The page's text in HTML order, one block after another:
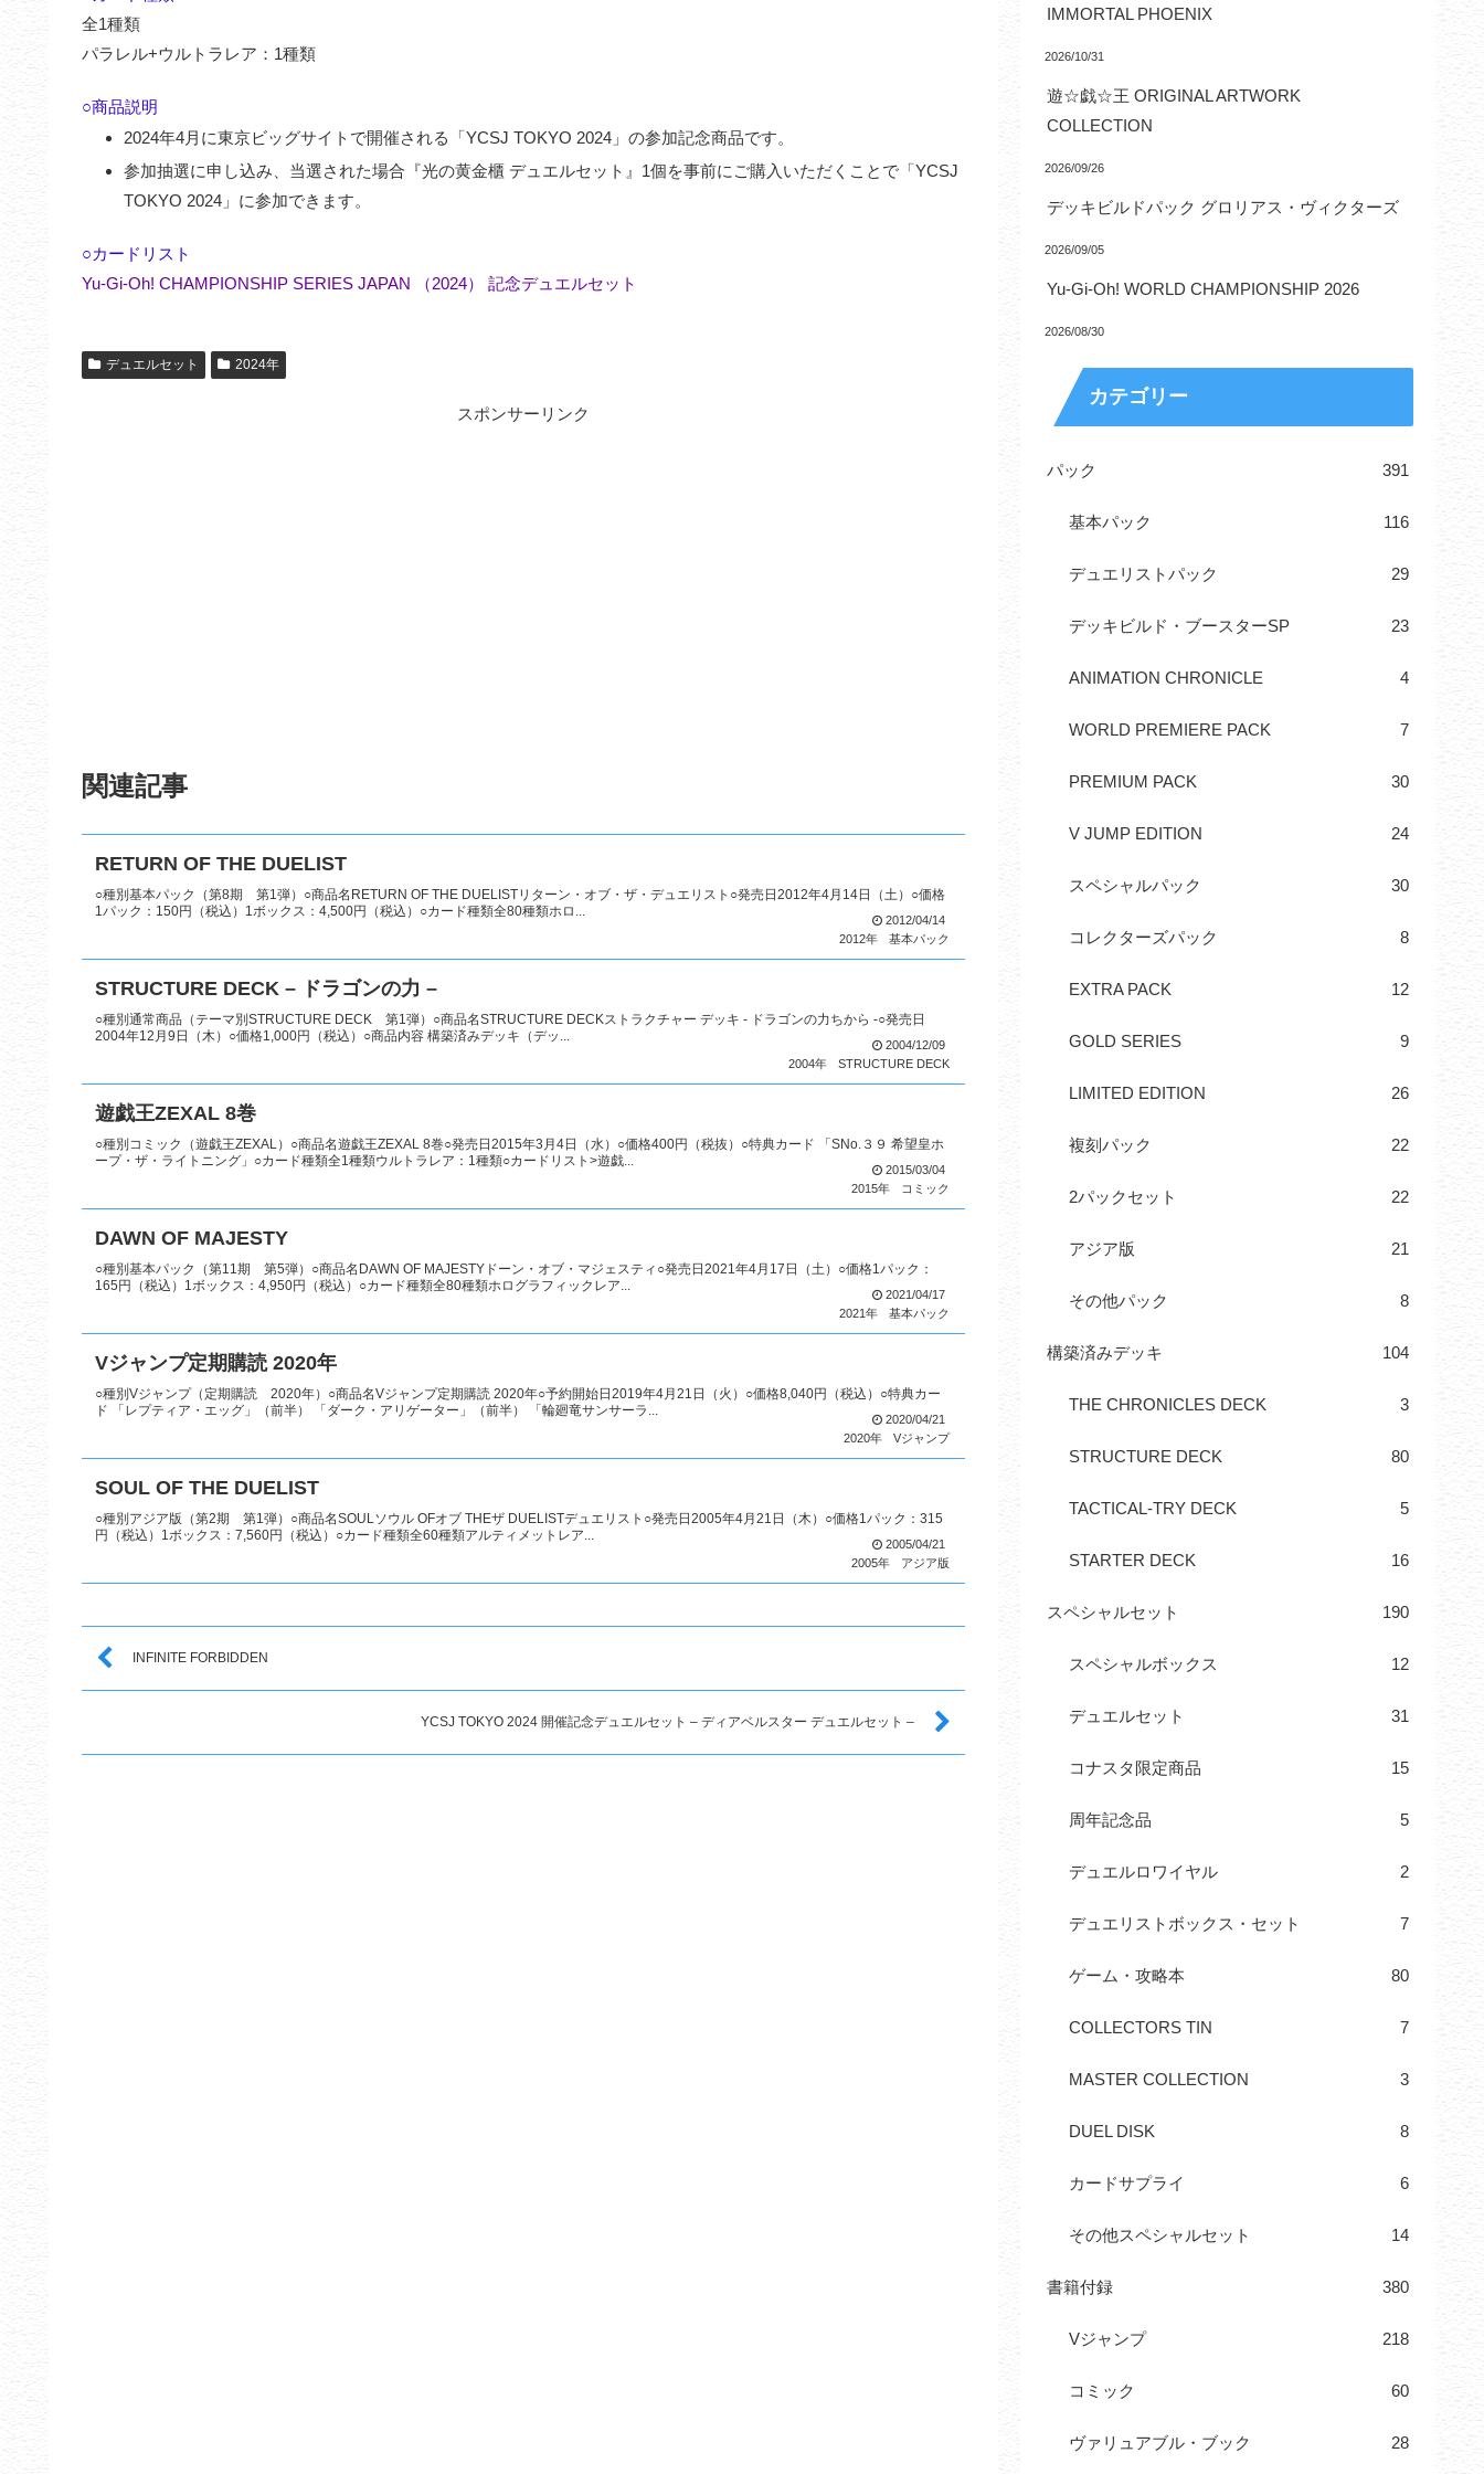
全1種類
パラレル+ウルトラレア：1種類
○商品説明
2024年4月に東京ビッグサイトで開催される「YCSJ TOKYO 2024」の参加記念商品です。
参加抽選に申し込み、当選された場合『光の黄金櫃 デュエルセット』1個を事前にご購入いただくことで「YCSJ
TOKYO 2024」に参加できます。
○カードリスト
Yu-Gi-Oh! CHAMPIONSHIP SERIES JAPAN （2024） 記念デュエルセット
デュエルセット 2024年
スポンサーリンク
関連記事
RETURN OF THE DUELIST
○種別基本パック（第8期 第1弾）○商品名RETURN OF THE DUELISTリターン・オブ・ザ・デュエリスト○発売日2012年4月14日（土）○価格
1パック：150円（税込）1ボックス：4,500円（税込）○カード種類全80種類ホロ...
2012/04/14
2012年
基本パック
STRUCTURE DECK – ドラゴンの力 –
○種別通常商品（テーマ別STRUCTURE DECK 第1弾）○商品名STRUCTURE DECKストラクチャー デッキ - ドラゴンの力ちから -○発売日
2004年12月9日（木）○価格1,000円（税込）○商品内容 構築済みデッキ（デッ...
2004/12/09
2004年
STRUCTURE DECK
遊戯王ZEXAL 8巻
○種別コミック（遊戯王ZEXAL）○商品名遊戯王ZEXAL 8巻○発売日2015年3月4日（水）○価格400円（税抜）○特典カード 「SNo.３９ 希望皇ホ
ープ・ザ・ライトニング」○カード種類全1種類ウルトラレア：1種類○カードリスト>遊戯...
2015/03/04
2015年
コミック
DAWN OF MAJESTY
○種別基本パック（第11期 第5弾）○商品名DAWN OF MAJESTYドーン・オブ・マジェスティ○発売日2021年4月17日（土）○価格1パック：
165円（税込）1ボックス：4,950円（税込）○カード種類全80種類ホログラフィックレア...
2021/04/17
2021年
基本パック
Vジャンプ定期購読 2020年
○種別Vジャンプ（定期購読 2020年）○商品名Vジャンプ定期購読 2020年○予約開始日2019年4月21日（火）○価格8,040円（税込）○特典カー
ド 「レプティア・エッグ」（前半） 「ダーク・アリゲーター」（前半） 「輪廻竜サンサーラ...
2020/04/21
2020年
Vジャンプ
SOUL OF THE DUELIST
○種別アジア版（第2期 第1弾）○商品名SOULソウル OFオブ THEザ DUELISTデュエリスト○発売日2005年4月21日（木）○価格1パック：315
円（税込）1ボックス：7,560円（税込）○カード種類全60種類アルティメットレア...
2005/04/21
2005年
アジア版
INFINITE FORBIDDEN
YCSJ TOKYO 2024 開催記念デュエルセット – ディアベルスター デュエルセット –
IMMORTAL PHOENIX
2026/10/31
遊☆戯☆王 ORIGINAL ARTWORK
COLLECTION
2026/09/26
デッキビルドパック グロリアス・ヴィクターズ
2026/09/05
Yu-Gi-Oh! WORLD CHAMPIONSHIP 2026
2026/08/30
カテゴリー
パック 391
基本パック 116
デュエリストパック 29
デッキビルド・ブースターSP 23
ANIMATION CHRONICLE 4
WORLD PREMIERE PACK 7
PREMIUM PACK 30
V JUMP EDITION 24
スペシャルパック 30
コレクターズパック 8
EXTRA PACK 12
GOLD SERIES 9
LIMITED EDITION 26
複刻パック 22
2パックセット 22
アジア版 21
その他パック 8
構築済みデッキ 104
THE CHRONICLES DECK 3
STRUCTURE DECK 80
TACTICAL-TRY DECK 5
STARTER DECK 16
スペシャルセット 190
スペシャルボックス 12
デュエルセット 31
コナスタ限定商品 15
周年記念品 5
デュエルロワイヤル 2
デュエリストボックス・セット 7
ゲーム・攻略本 80
COLLECTORS TIN 7
MASTER COLLECTION 3
DUEL DISK 8
カードサプライ 6
その他スペシャルセット 14
書籍付録 380
Vジャンプ 218
コミック 60
ヴァリュアブル・ブック 28